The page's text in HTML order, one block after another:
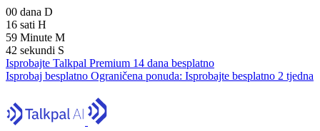
00 dana D
16 sati H
59 Minute M
41 sekundi S
Isprobajte Talkpal Premium 14 dana besplatno
Isprobaj besplatno Ograničena ponuda: Isprobajte besplatno 2 tjedna